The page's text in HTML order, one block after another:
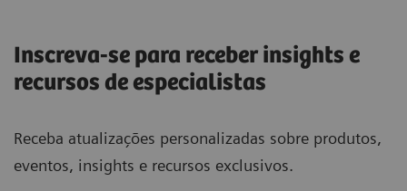
Inscreva-se para receber insights e
recursos de especialistas
Receba atualizações personalizadas sobre produtos,
eventos, insights e recursos exclusivos.